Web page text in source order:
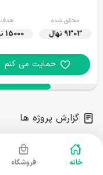
محقق شده
9303 نهال
هدف
15000 نهال
حمایت می کنم
گزارش پروژه ها
خانه فروشگاه